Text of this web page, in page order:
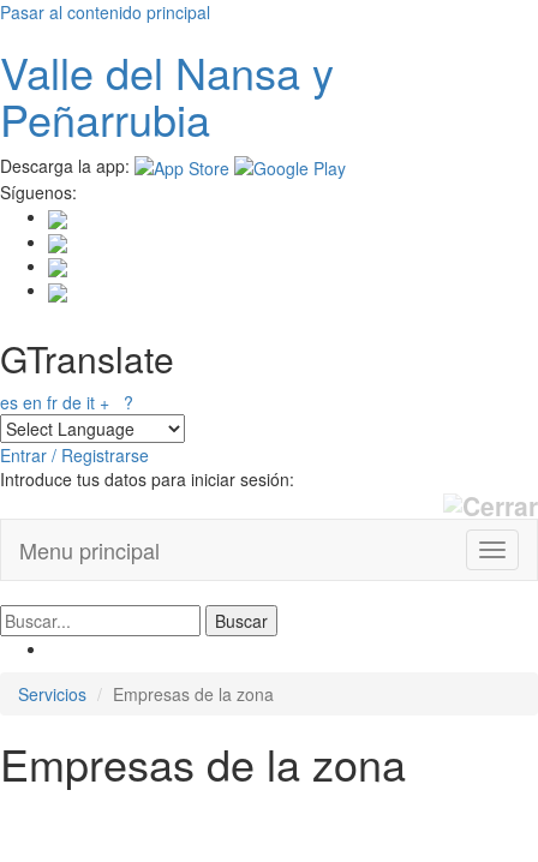
Pasar al contenido principal
Valle del Nansay
Peñarrubia
Descarga la app:
Síguenos:
GTranslate
es en fr de it + ?
Entrar / Registrarse
Introduce tus datos para iniciar sesión:
Menu principal
Servicios Empresas de la zona
Empresas de la zona